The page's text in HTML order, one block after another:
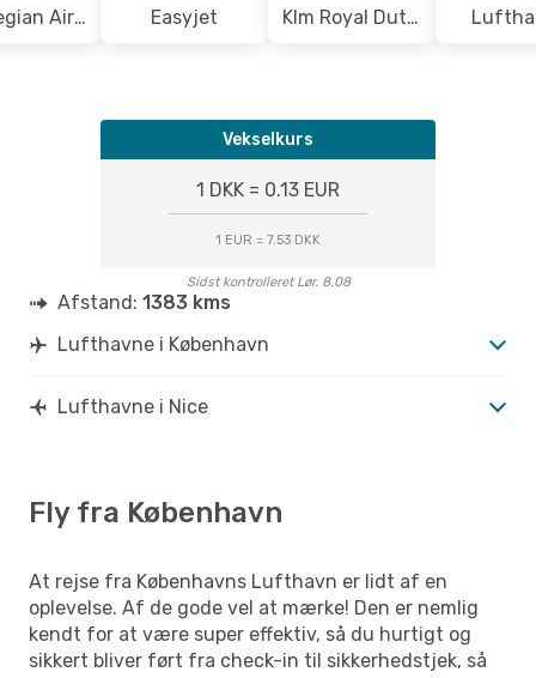
Norwegian Air Sweden Easyjet Klm Royal Dutch Airlines
Vekselkurs
1 DKK = 0.13 EUR
1 EUR = 7.53 DKK
Sidst kontrolleret Lør. 8.08
Afstand: 1383 kms
Lufthavne i København
Lufthavne i Nice
Fly fra København
At rejse fra Københavns Lufthavn er lidt af en
oplevelse. Af de gode vel at mærke! Den er nemlig
kendt for at være super effektiv, så du hurtigt og
sikkert bliver ført fra check-in til sikkerhedstjek, så